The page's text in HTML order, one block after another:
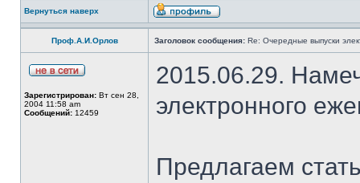
Вернуться наверх
Проф.А.И.Орлов Заголовок сообщения: Re: Очередные выпуски
Зарегистрирован: Вт сен 28,
2004 11:58 am
Сообщений: 12459
2015.06.29.
электронного
Предлагаем